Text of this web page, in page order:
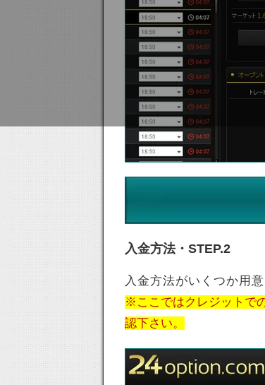
入金方法・STEP.2
入金方法がいくつか用
※ここではクレジットで
認下さい。